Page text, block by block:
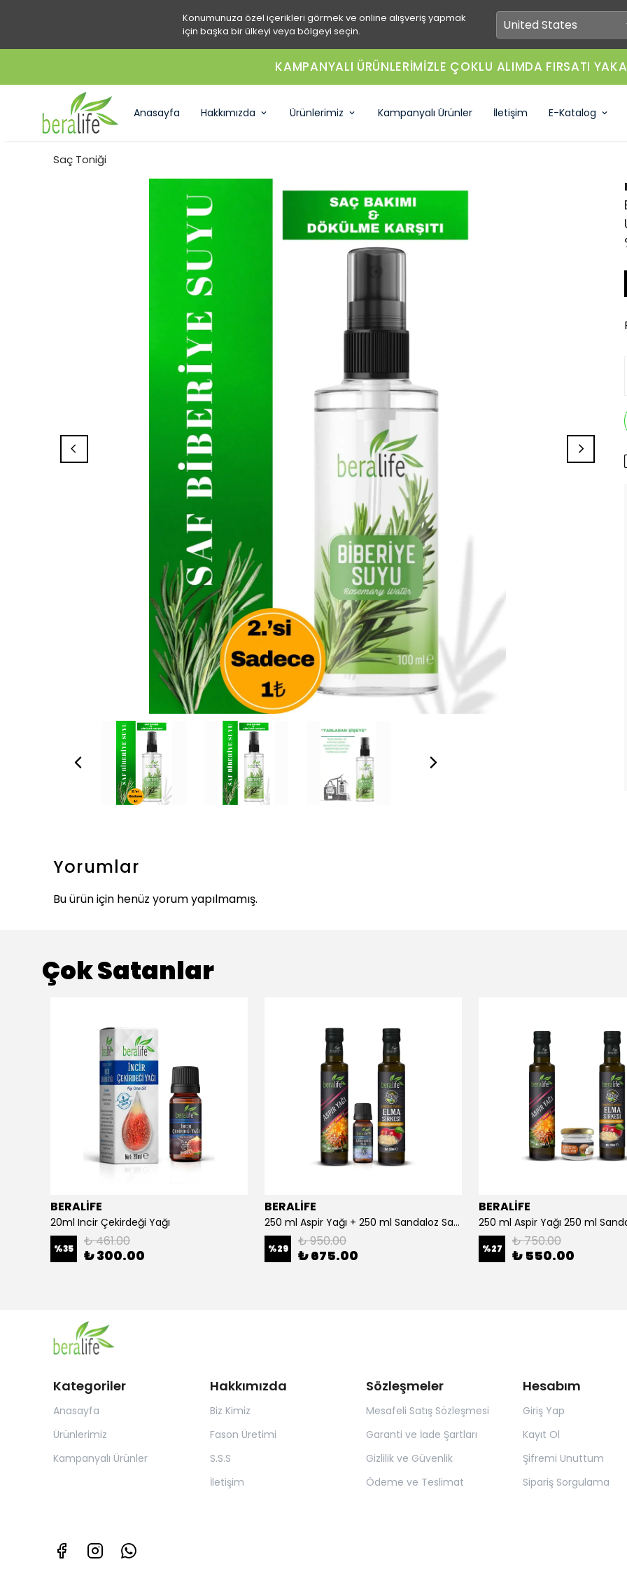
Konumunuza özel içerikleri görmek ve online alışveriş yapmak
için başka bir ülkeyi veya bölgeyi seçin.
KAMPANYALI ÜRÜNLERİMİZLE ÇOKLU ALIMDA FIRSATI
Anasayfa Hakkımızda Ürünlerimiz Kampanyalı Ürünler İletişim E-Katalog
Saç Toniği
Yorumlar
Bu ürün için henüz yorum yapılmamış.
Çok Satanlar
BERALİFE
20ml Incir Çekirdeği Yağı
%35 ₺ 461.00
₺ 300.00
BERALİFE
250 ml Aspir Yağı + 250 ml Sandaloz Sakızlı Elma Sirkesi + 20 ml Çörek Otu Yağı
%29 ₺ 950.00
₺ 675.00
BERALİFE
%27 ₺ 750.00
₺ 550.00
Kategoriler
Anasayfa
Ürünlerimiz
Kampanyalı Ürünler
Hakkımızda
Biz Kimiz
Fason Üretimi
S.S.S
İletişim
Sözleşmeler
Mesafeli Satış Sözleşmesi
Garanti ve İade Şartları
Gizlilik ve Güvenlik
Ödeme ve Teslimat
Hesabım
Giriş Yap
Kayıt Ol
Şifremi Unuttum
Sipariş Sorgulama